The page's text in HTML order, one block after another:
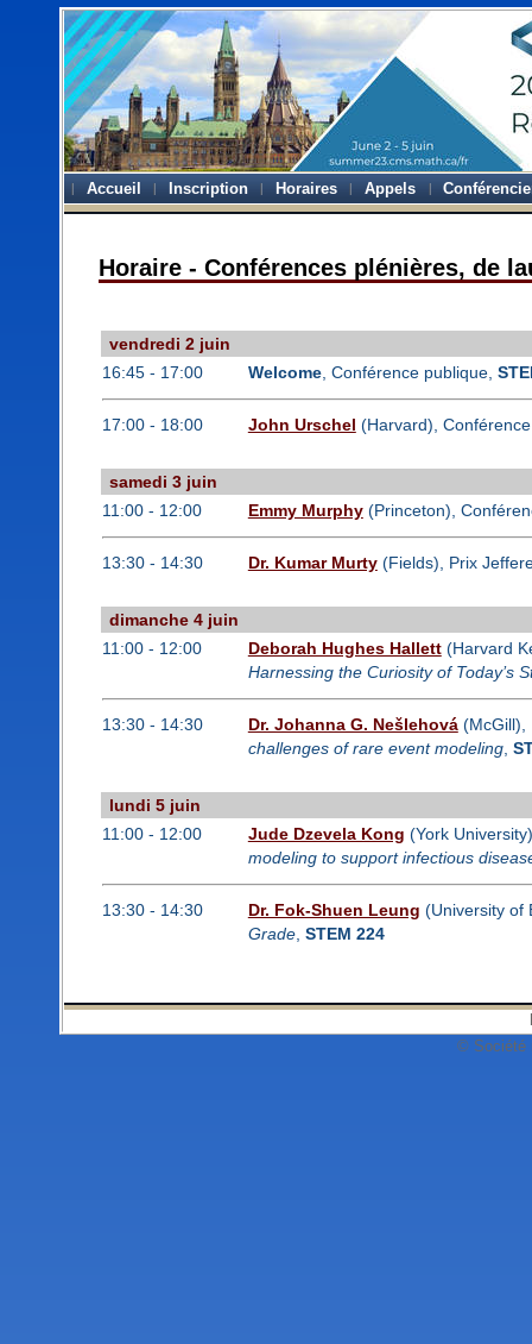
Accueil Inscription Horaires Appels
Horaire - Conférences plénières, de
vendredi 2 juin
16:45 - 17:00
Welcome, Conférence publique,
17:00 - 18:00 John Urschel (Harvard),
samedi 3 juin
11:00 - 12:00
Emmy Murphy(Princeton),
13:30 - 14:30 Dr. Kumar Murty(Fields), Prix
dimanche 4 juin
11:00 - 12:00
Deborah Hughes Hallett(Harvard
Harnessing the Curiosity of Today’s
13:30 - 14:30 Dr. Johanna G. Nešlehová(McGill),
challenges of rare event modeling,
lundi 5 juin
11:00 - 12:00
Jude Dzevela Kong (York
modeling to support infectious
13:30 - 14:30 Dr. Fok-Shuen Leung (University of
Grade, STEM 224
© Société